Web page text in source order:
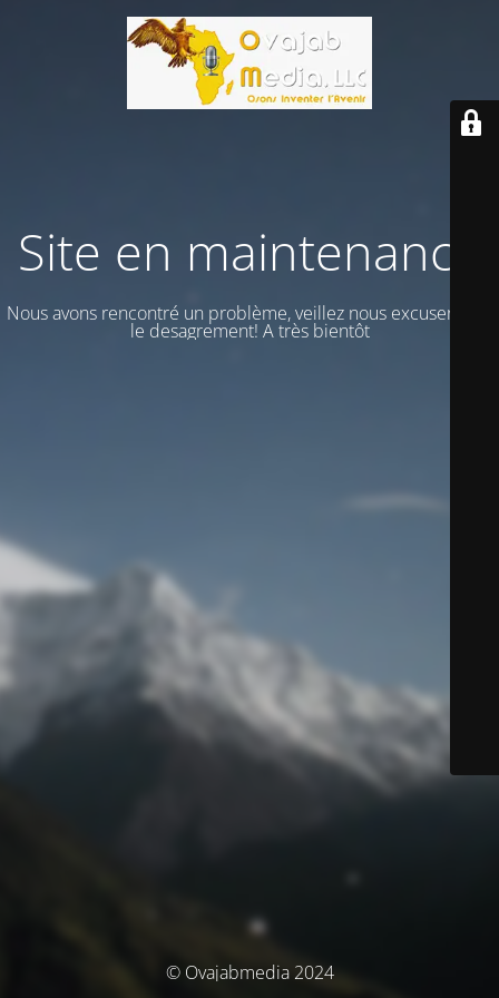
Site en maintenance
Nous avons rencontré un problème, veillez nous excuser vour
le desagrement! A très bientôt
© Ovajabmedia 2024